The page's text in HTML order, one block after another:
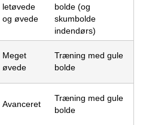
letøvede
og øvede
bolde (og
skumbolde
indendørs)
Meget
øvede
Træning med gule
bolde
Avanceret
Træning med gule
bolde